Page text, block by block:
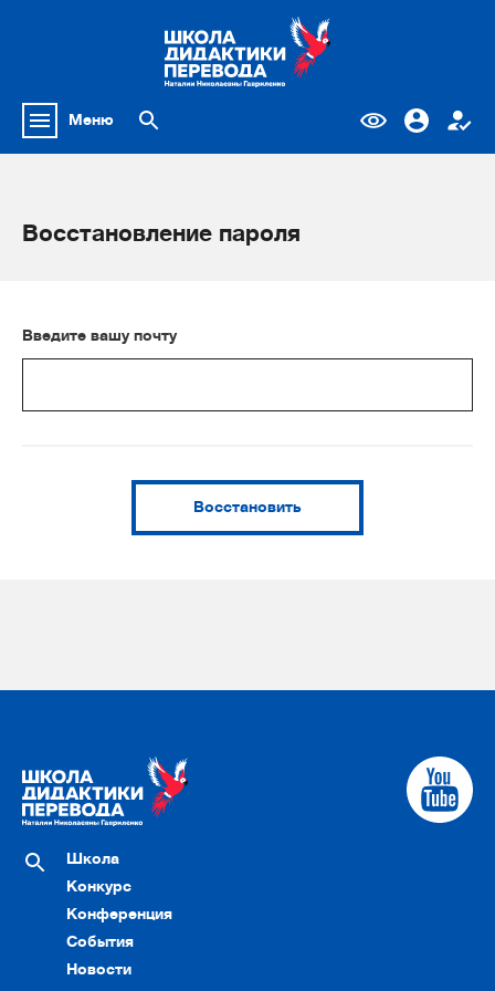
Меню
Восстановление пароля
Введите вашу почту
Восстановить
Школа
Конкурс
Конференция
События
Новости